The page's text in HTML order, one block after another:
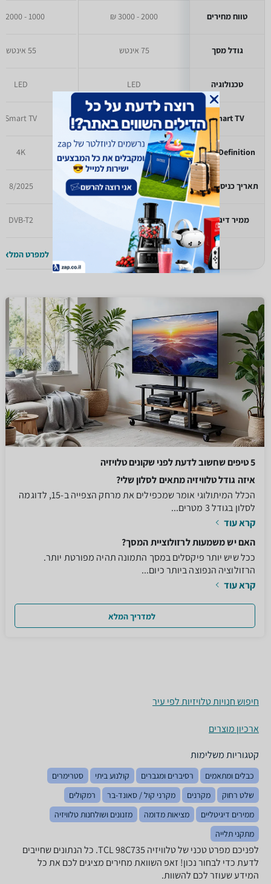
טווח מחירים
גודל מסך
טכנולוגיה
Smart TV
High Definition
תאריך כניסה לזאפ
ממיר דיגיטלי
2000 - 3000 ₪
75 אינטש
LED
Smart TV
8/2025
DVB-T2
למפרט המלא >>
1000 - 2000 ₪
55 אינטש
LED
Smart TV
4K
8/2025
DVB-T2
למפרט המלא
5 טיפים שחשוב לדעת לפני שקונים טלויזיה
איזה גודל טלוויזיה מתאים לסלון שלי?
הכלל המיתולוגי אומר שמכפילים את מרחק הצפייה ב-15, לדוגמה
לסלון בגודל 3 מטרים...
קרא עוד
האם יש משמעות לרזולוציית המסך?
ככל שיש יותר פיקסלים במסך התמונה תהיה מפורטת יותר.
הרזולוציה הנפוצה ביותר כיום...
קרא עוד
למדריך המלא
חיפוש חנויות טלויזיות לפי עיר
ארכיון מוצרים
קטגוריות משלימות
כבלים ומתאמים רסיברים ומגברים קולנוע ביתי
סטרימרים
שלט רחוק
מקרנים מקרני קול / סאונד-בר
רמקולים
ממירים דיגיטליים
מציאות מדומה
מזנונים ושולחנות טלוויזיה
מתקני תלייה
לפניכם מפרט טכני של טלוויזיה TCL 98C735. כל הנתונים שחייבים
לדעת כדי לבחור נכון! זאפ השוואת מחירים מציגים לכם את כל
המידע שעוזר לכם להשוות.